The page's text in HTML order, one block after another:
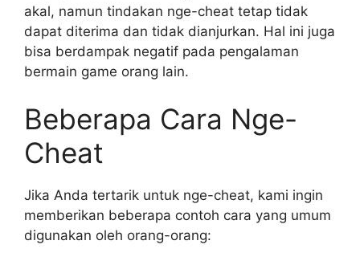
akal, namun tindakan nge-cheat tetap tidak
dapat diterima dan tidak dianjurkan. Hal ini juga
bisa berdampak negatif pada pengalaman
bermain game orang lain.
Beberapa Cara Nge-
Cheat
Jika Anda tertarik untuk nge-cheat, kami ingin
memberikan beberapa contoh cara yang umum
digunakan oleh orang-orang: